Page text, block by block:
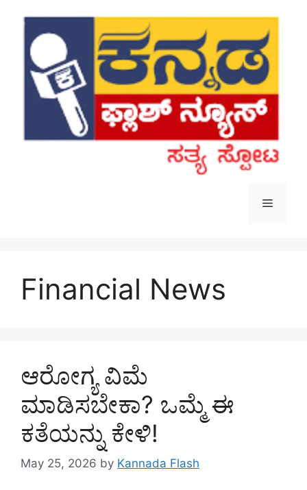
content
Menu
Financial News
ಆರೋಗ್ಯ ವಿಮೆ
ಮಾಡಿಸಬೇಕಾ? ಒಮ್ಮೆ ಈ
ಕತೆಯನ್ನು ಕೇಳಿ!
May 25, 2026 by Kannada Flash